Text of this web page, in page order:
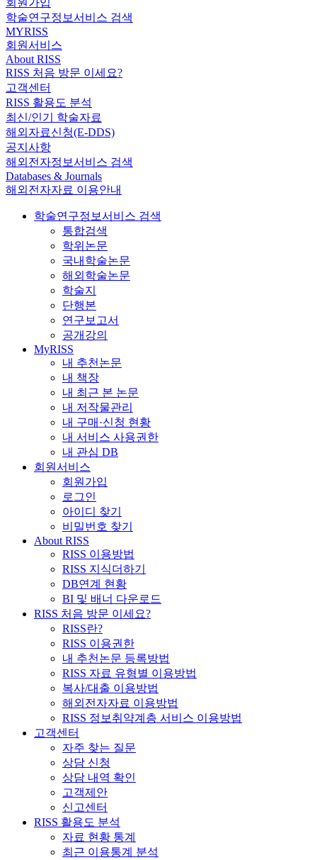
회원가입
학술연구정보서비스 검색
MYRISS
회원서비스
About RISS
RISS 처음 방문 이세요?
고객센터
RISS 활용도 분석
최신/인기 학술자료
해외자료신청(E-DDS)
공지사항
해외전자정보서비스 검색
Databases & Journals
해외전자자료 이용안내
학술연구정보서비스 검색
통합검색
학위논문
국내학술논문
해외학술논문
학술지
단행본
연구보고서
공개강의
MyRISS
내 추천논문
내 책장
내 최근 본 논문
내 저작물관리
내 구매·신청 현황
내 서비스 사용권한
내 관심 DB
회원서비스
회원가입
로그인
아이디 찾기
비밀번호 찾기
About RISS
RISS 이용방법
RISS 지식더하기
DB연계 현황
BI 및 배너 다운로드
RISS 처음 방문 이세요?
RISS란?
RISS 이용권한
내 추천논문 등록방법
RISS 자료 유형별 이용방법
복사/대출 이용방법
해외전자자료 이용방법
RISS 정보취약계층 서비스 이용방법
고객센터
자주 찾는 질문
상담 신청
상담 내역 확인
고객제안
신고센터
RISS 활용도 분석
자료 현황 통계
최근 이용통계 분석